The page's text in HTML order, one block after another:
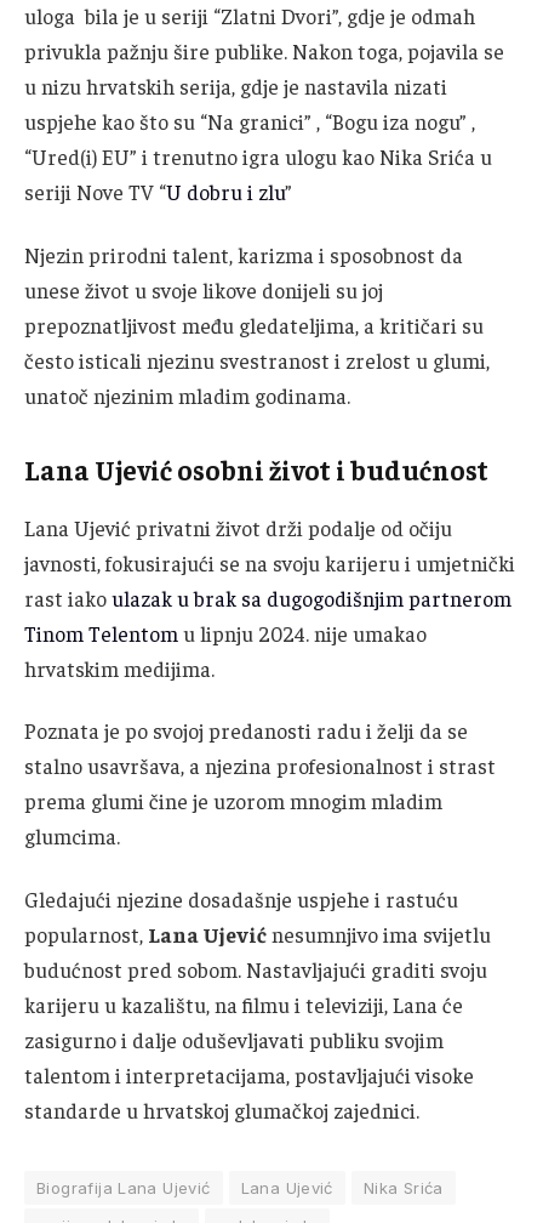
uloga bila je u seriji “Zlatni Dvori”, gdje je odmah
privukla pažnju šire publike. Nakon toga, pojavila se
u nizu hrvatskih serija, gdje je nastavila nizati
uspjehe kao što su “Na granici” , “Bogu iza nogu” ,
“Ured(i) EU” i trenutno igra ulogu kao Nika Srića u
seriji Nove TV “U dobru i zlu”
Njezin prirodni talent, karizma i sposobnost da
unese život u svoje likove donijeli su joj
prepoznatljivost među gledateljima, a kritičari su
često isticali njezinu svestranost i zrelost u glumi,
unatoč njezinim mladim godinama.
Lana Ujević osobni život i budućnost
Lana Ujević privatni život drži podalje od očiju
javnosti, fokusirajući se na svoju karijeru i umjetnički
rast iakoulazak u brak sa dugogodišnjim partnerom
Tinom Telentom u lipnju 2024. nije umakao
hrvatskim medijima.
Poznata je po svojoj predanosti radu i želji da se
stalno usavršava, a njezina profesionalnost i strast
prema glumi čine je uzorom mnogim mladim
glumcima.
Gledajući njezine dosadašnje uspjehe i rastuću
popularnost, Lana Ujevićnesumnjivo ima svijetlu
budućnost pred sobom. Nastavljajući graditi svoju
karijeru u kazalištu, na filmu i televiziji, Lana će
zasigurno i dalje oduševljavati publiku svojim
talentom i interpretacijama, postavljajući visoke
standarde u hrvatskoj glumačkoj zajednici.
Biografija Lana Ujević Lana Ujević
Nika Srića